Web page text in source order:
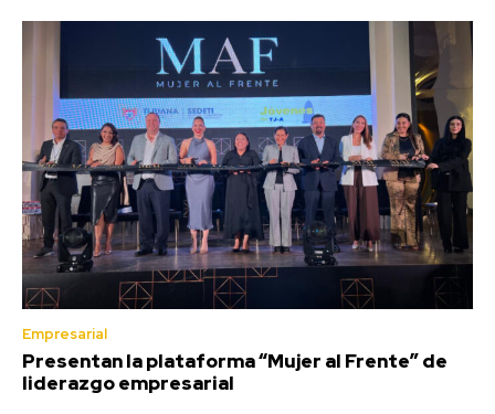
Empresarial
Presentan la plataforma “Mujer al Frente” de
liderazgo empresarial